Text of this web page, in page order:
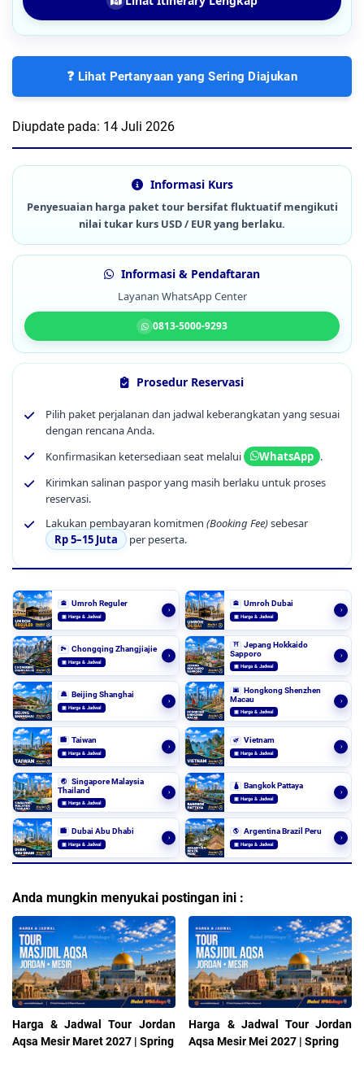
❓ Lihat Pertanyaan yang Sering Diajukan
Diupdate pada: 14 Juli 2026
Informasi Kurs
Penyesuaian harga paket tour bersifat fluktuatif mengikuti
nilai tukar kurs USD / EUR yang berlaku.
Informasi & Pendaftaran
Layanan WhatsApp Center
0813-5000-9293
Prosedur Reservasi
Pilih paket perjalanan dan jadwal keberangkatan yang sesuai
dengan rencana Anda.
Konfirmasikan ketersediaan seat melalui
WhatsApp .
Kirimkan salinan paspor yang masih berlaku untuk proses
reservasi.
Lakukan pembayaran komitmen (Booking Fee)sebesar
Rp 5–15 Juta
per peserta.
🕋 Umroh Reguler
▣ Harga & Jadwal
›
🕋 Umroh Dubai
▣ Harga & Jadwal
›
🏞️ Chongqing Zhangjiajie
▣ Harga & Jadwal
›
⛩️
Jepang Hokkaido
Sapporo
▣ Harga & Jadwal
›
🏯 Beijing Shanghai
▣ Harga & Jadwal
›
🌆
Hongkong Shenzhen
Macau
▣ Harga & Jadwal
›
🏙️ Taiwan
▣ Harga & Jadwal
›
🌿 Vietnam
▣ Harga & Jadwal
›
🌏
Singapore Malaysia
Thailand
▣ Harga & Jadwal
›
🛕 Bangkok Pattaya
▣ Harga & Jadwal
›
🏙️ Dubai Abu Dhabi
▣ Harga & Jadwal
›
🌎 Argentina Brazil Peru
▣ Harga & Jadwal
›
Anda mungkin menyukai postingan ini :
Harga & Jadwal Tour Jordan
Aqsa Mesir Maret 2027 | Spring
Harga & Jadwal Tour Jordan
Aqsa Mesir Mei 2027 | Spring